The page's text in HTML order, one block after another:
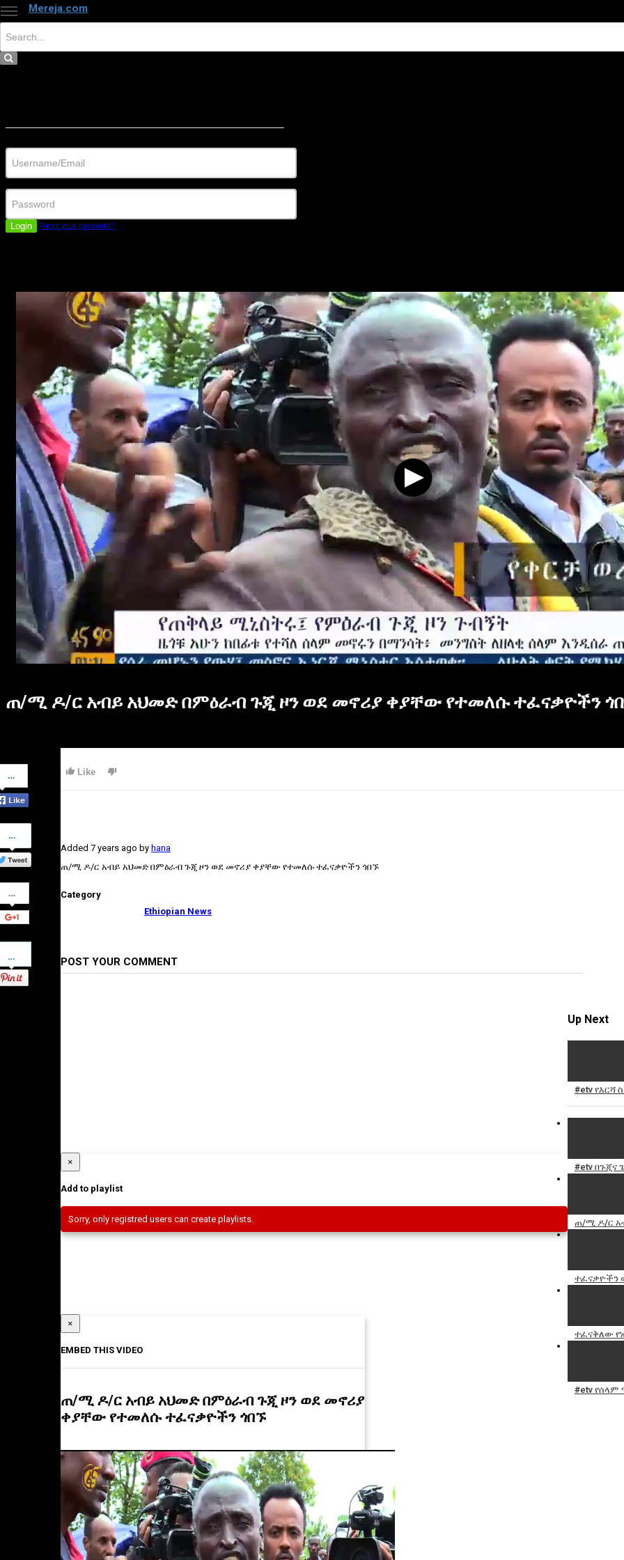
Mereja.com
Login Forgot your password?
ጠ/ሚ ዶ/ር አብይ አህመድ በምዕራብ ጉጂ ዞን ወደ መኖሪያ ቀያቸው የተመለሱ ተፈናቃዮችን
on
Facebook
Share
on
Twitter
Share
on
Google+
Pinterest
Like
Added 7 years ago by hana
ጠ/ሚ ዶ/ር አብይ አህመድ በምዕራብ ጉጂ ዞን ወደ መኖሪያ ቀያቸው የተመለሱ ተፈናቃዮችን ጎበኙ
Category
Ethiopian News
POST YOUR COMMENT
Up Next
#etv የእርሻ
#etv በጉጂና
ጠ/ሚ ዶ/ር
ተፈናቃዮችን
ተፈናቅለው
#etv
×
Add to playlist
Sorry, only registred users can create playlists.
×
EMBED THIS VIDEO
ጠ/ሚ ዶ/ር አብይ አህመድ በምዕራብ ጉጂ ዞን ወደ መኖሪያ
ቀያቸው የተመለሱ ተፈናቃዮችን ጎበኙ